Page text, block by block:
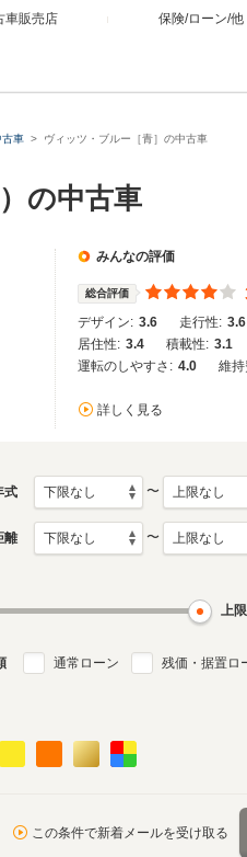
車販売店 保険/ローン/他
古車 ヴィッツ・ブルー［青］の中古車
の中古車
みんなの評価
総合評価
デザイン: 3.6 走行性: 3.6
居住性: 3.4 積載性: 3.1
運転のしやすさ: 4.0 維持
詳しく見る
式 〜
離 〜
上
通常ローン 残価・据置ロ
この条件で新着メールを受け取る